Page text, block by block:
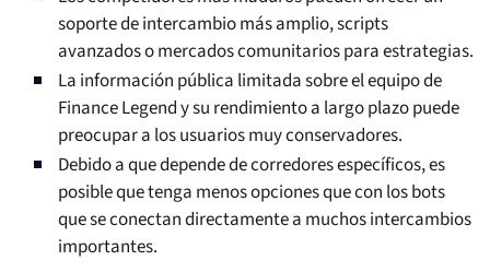
soporte de intercambio más amplio, scripts
avanzados o mercados comunitarios para estrategias.
La información pública limitada sobre el equipo de
Finance Legend y su rendimiento a largo plazo puede
preocupar a los usuarios muy conservadores.
Debido a que depende de corredores específicos, es
posible que tenga menos opciones que con los bots
que se conectan directamente a muchos intercambios
importantes.